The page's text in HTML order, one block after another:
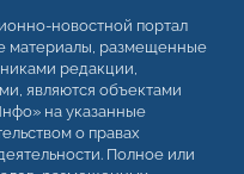
новостной портал
материалы, размещенные
редакции,
являются объектами
на указанные
о правах
Полное или